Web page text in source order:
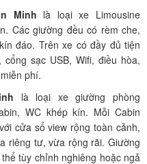
Minh là loại xe Limousine
Các giường đều có rèm che,
đáo. Trên xe có đầy đủ tiện
sạc USB, Wifi, điều hòa,
phí.
là loại xe giường phòng
WC khép kín. Mỗi Cabin
cửa sổ view rộng toàn cảnh,
riêng tư, vừa rộng rãi. Giường
tùy chỉnh nghiêng hoặc ngả